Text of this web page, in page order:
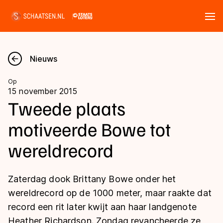
Nieuws
Kalender
Disciplines
Marathon
Shorttrack
Inlineskaten
Uitslagen
Langebaan
Shorttrack
Marathon
Tijden & historie
Ranglijsten Langebaan
Nieuws
Op
15 november 2015
Tweede plaats
motiveerde Bowe tot
wereldrecord
Zaterdag dook Brittany Bowe onder het
wereldrecord op de 1000 meter, maar raakte dat
record een rit later kwijt aan haar landgenote
Heather Richardson. Zondag revancheerde ze